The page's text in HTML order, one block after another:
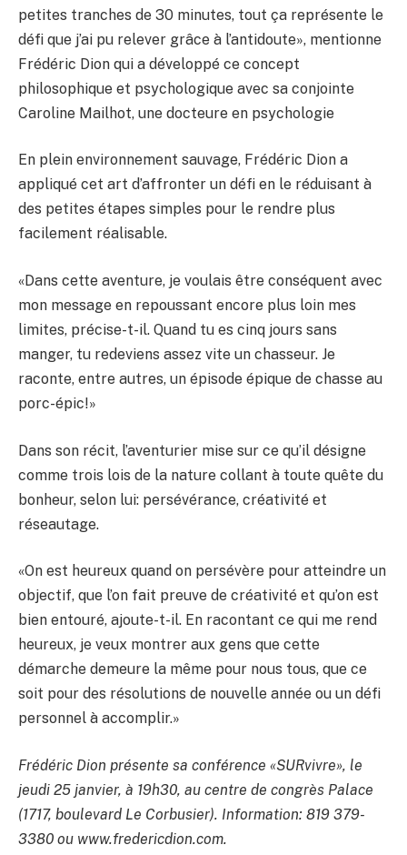
petites tranches de 30 minutes, tout ça représente le
défi que j’ai pu relever grâce à l’antidoute», mentionne
Frédéric Dion qui a développé ce concept
philosophique et psychologique avec sa conjointe
Caroline Mailhot, une docteure en psychologie
En plein environnement sauvage, Frédéric Dion a
appliqué cet art d’affronter un défi en le réduisant à
des petites étapes simples pour le rendre plus
facilement réalisable.
«Dans cette aventure, je voulais être conséquent avec
mon message en repoussant encore plus loin mes
limites, précise-t-il. Quand tu es cinq jours sans
manger, tu redeviens assez vite un chasseur. Je
raconte, entre autres, un épisode épique de chasse au
porc-épic!»
Dans son récit, l’aventurier mise sur ce qu’il désigne
comme trois lois de la nature collant à toute quête du
bonheur, selon lui: persévérance, créativité et
réseautage.
«On est heureux quand on persévère pour atteindre un
objectif, que l’on fait preuve de créativité et qu’on est
bien entouré, ajoute-t-il. En racontant ce qui me rend
heureux, je veux montrer aux gens que cette
démarche demeure la même pour nous tous, que ce
soit pour des résolutions de nouvelle année ou un défi
personnel à accomplir.»
Frédéric Dion présente sa conférence «SURvivre», le
jeudi 25 janvier, à 19h30, au centre de congrès Palace
(1717, boulevard Le Corbusier). Information: 819 379-
3380 ou www.fredericdion.com.